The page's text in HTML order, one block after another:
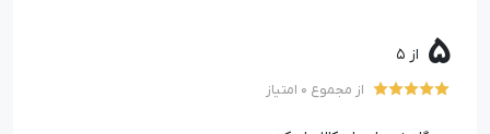
5 از 5
از مجموع 0 امتیاز